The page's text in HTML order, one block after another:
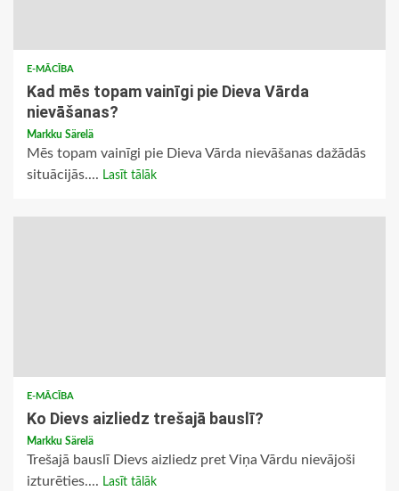
E-MĀCĪBA
Kad mēs topam vainīgi pie Dieva Vārda
nievāšanas?
Markku Särelä
Mēs topam vainīgi pie Dieva Vārda nievāšanas dažādās
situācijās.... Lasīt tālāk
E-MĀCĪBA
Ko Dievs aizliedz trešajā bauslī?
Markku Särelä
Trešajā bauslī Dievs aizliedz pret Viņa Vārdu nievājoši
izturēties.... Lasīt tālāk